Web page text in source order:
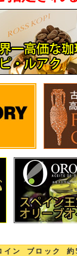
イン ブロッ